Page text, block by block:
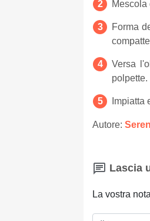
Mescola
Forma
Versa
polpette.
Impiatta
Autore:
Lascia
La vostra nota